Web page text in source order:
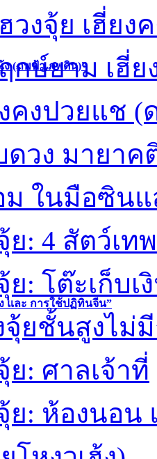
ง (ภพฟ้า ภพดิน)”
และ การใช้ปฏิทินจีน”
งจุ้ย เฮี่ยง
กษ์ยาม เฮี่ย
คงปวยแช (
ดวง มายา
ม ในมือซิน
: 4 สัตว์เทพ
: โต๊ะเก็บเ
จุ้ยชั้นสูงไม่
: ศาลเจ้าที่
: ห้องนอน